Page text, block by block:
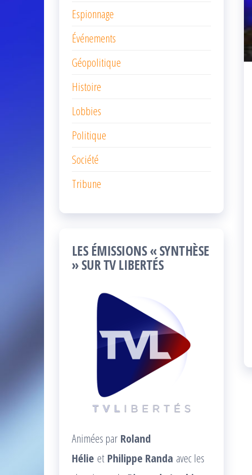
Espionnage
Événements
Géopolitique
Histoire
Lobbies
Politique
Société
Tribune
LES ÉMISSIONS « SYNTHÈSE
» SUR TV LIBERTÉS
Animées par Roland
Hélie et Philippe Randa avec les